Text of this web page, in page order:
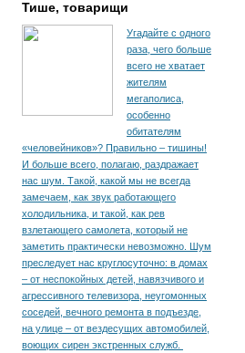
Тише, товарищи
Угадайте с одного
раза, чего больше
всего не хватает
жителям
мегаполиса,
особенно
обитателям
«человейников»? Правильно – тишины!
И больше всего, полагаю, раздражает
нас шум. Такой, какой мы не всегда
замечаем, как звук работающего
холодильника, и такой, как рев
взлетающего самолета, который не
заметить практически невозможно. Шум
преследует нас круглосуточно: в домах
– от неспокойных детей, навязчивого и
агрессивного телевизора, неугомонных
соседей, вечного ремонта в подъезде,
на улице – от вездесущих автомобилей,
воющих сирен экстренных служб.